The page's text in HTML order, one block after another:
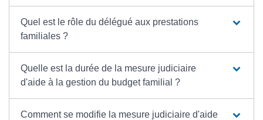
Quel est le rôle du délégué aux prestations
familiales ?
Quelle est la durée de la mesure judiciaire
d'aide à la gestion du budget familial ?
Comment se modifie la mesure judiciaire d'aide